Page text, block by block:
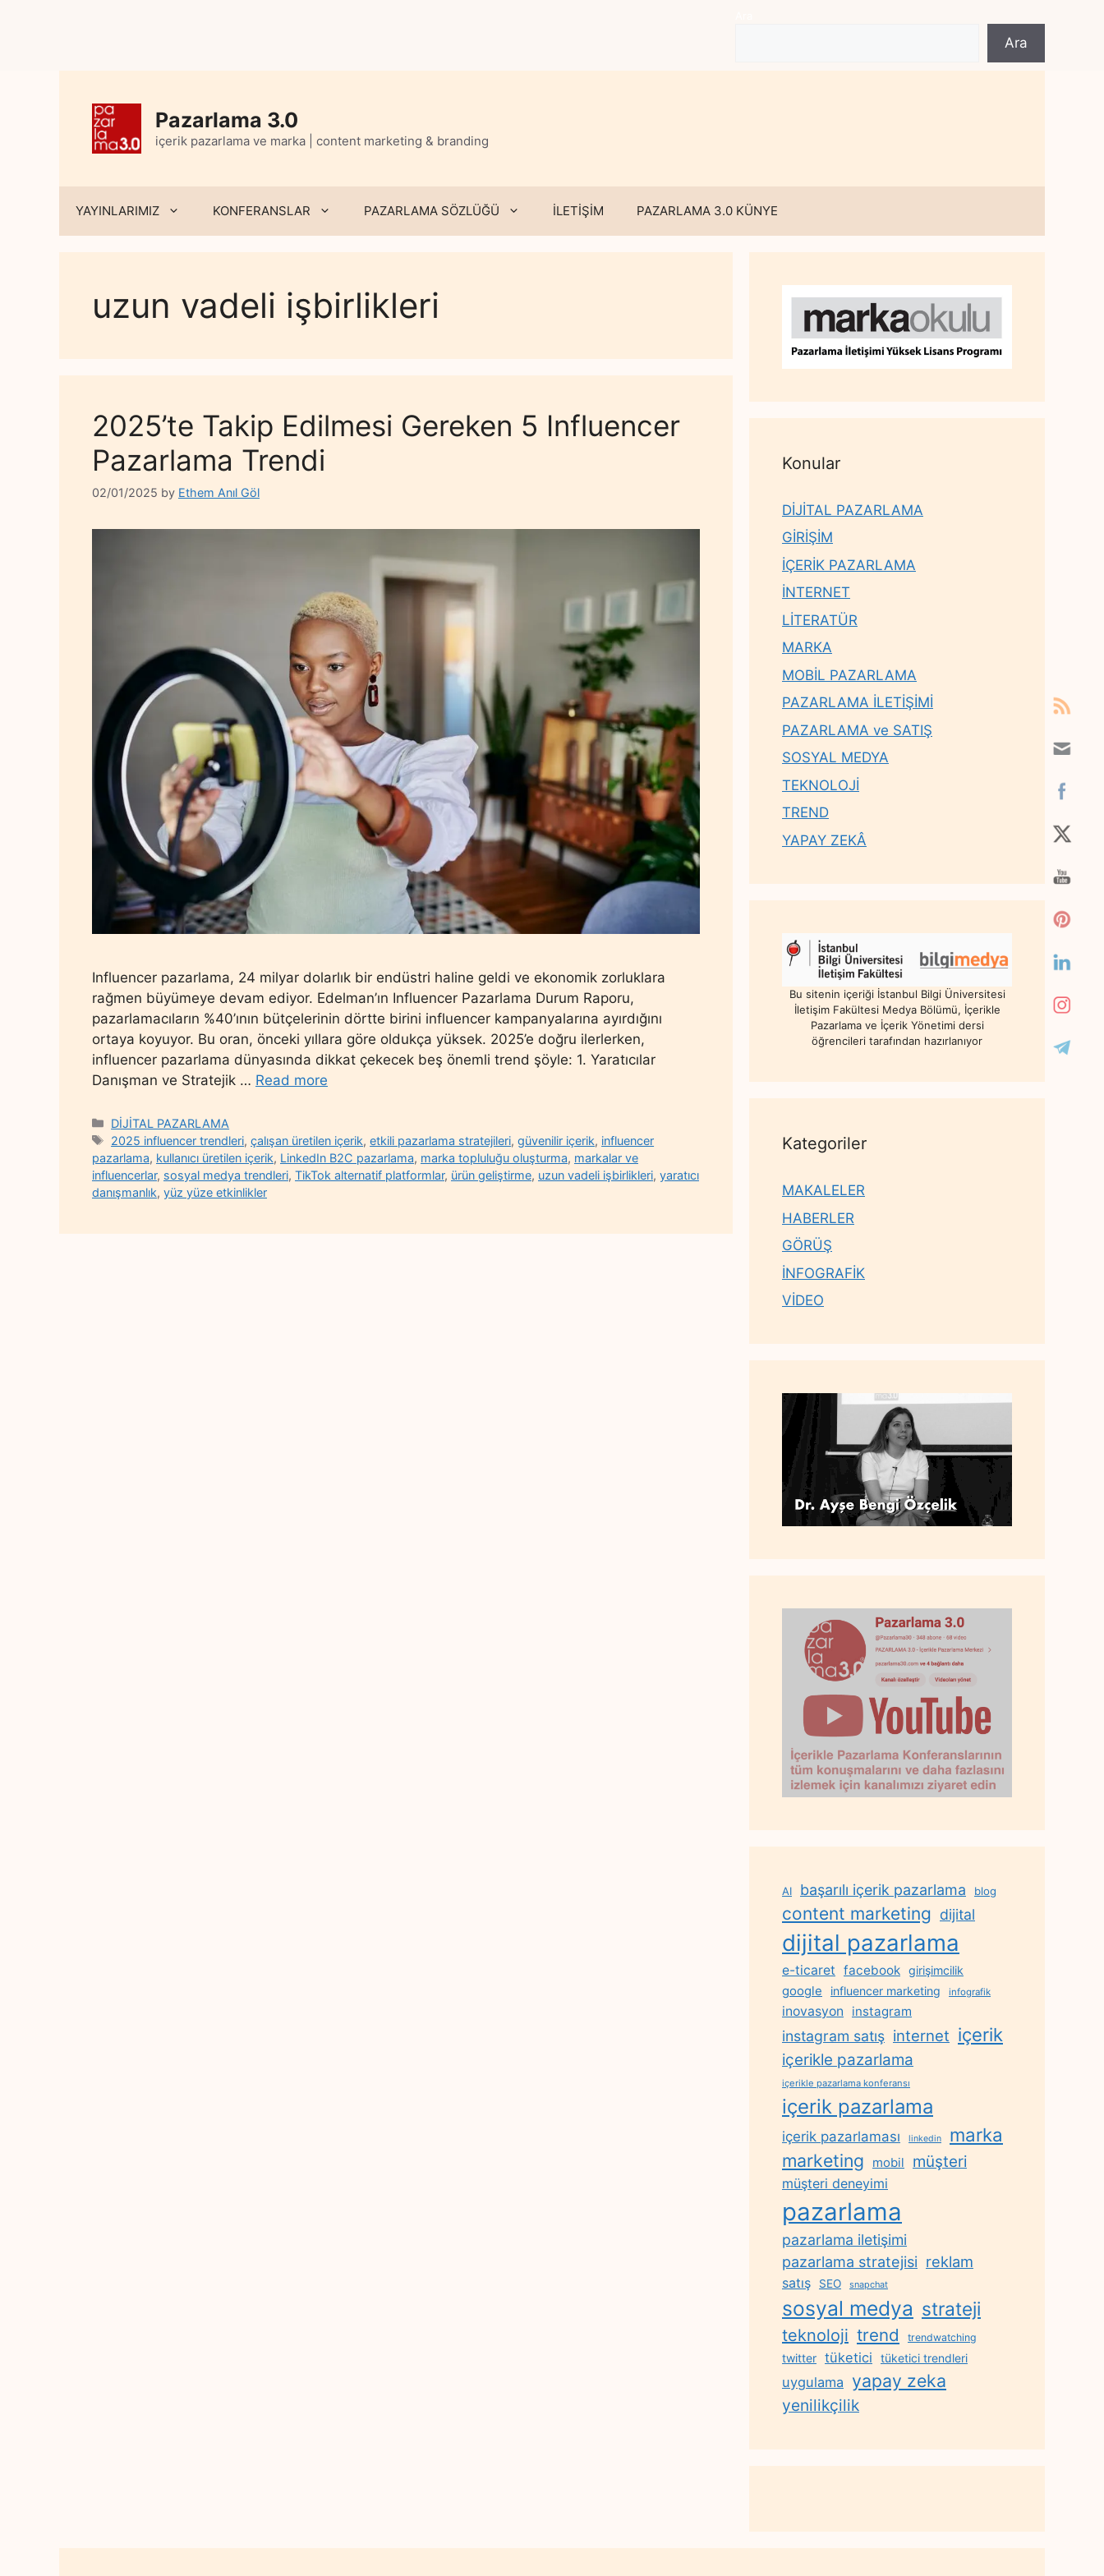
Ara
Pazarlama 3.0
içerik pazarlama ve marka | content marketing & branding
YAYINLARIMIZ KONFERANSLAR PAZARLAMA SÖZLÜĞÜ İLETİŞİM PAZARLAMA 3.0 KÜNYE
uzun vadeli işbirlikleri
2025’te Takip Edilmesi Gereken 5 Influencer
Pazarlama Trendi
02/01/2025 by Ethem Anıl Göl
Influencer pazarlama, 24 milyar dolarlık bir endüstri haline geldi ve ekonomik zorluklara
rağmen büyümeye devam ediyor. Edelman’ın Influencer Pazarlama Durum Raporu,
pazarlamacıların %40’ının bütçelerinin dörtte birini influencer kampanyalarına ayırdığını
ortaya koyuyor. Bu oran, önceki yıllara göre oldukça yüksek. 2025’e doğru ilerlerken,
influencer pazarlama dünyasında dikkat çekecek beş önemli trend şöyle: 1. Yaratıcılar
Danışman ve Stratejik … Read more
Categories
DİJİTAL PAZARLAMA
Tags
2025 influencer trendleri,çalışan üretilen içerik,etkili pazarlama stratejileri,güvenilir içerik, influencer
pazarlama, kullanıcı üretilen içerik, LinkedIn B2C pazarlama, marka topluluğu oluşturma, markalar ve
influencerlar, sosyal medya trendleri, TikTok alternatif platformlar, ürün geliştirme, uzun vadeli işbirlikleri, yaratıcı
danışmanlık, yüz yüze etkinlikler
Konular
DİJİTAL PAZARLAMA
GİRİŞİM
İÇERİK PAZARLAMA
İNTERNET
LİTERATÜR
MARKA
MOBİL PAZARLAMA
PAZARLAMA İLETİŞİMİ
PAZARLAMA ve SATIŞ
SOSYAL MEDYA
TEKNOLOJİ
TREND
YAPAY ZEKÂ
Bu sitenin içeriği İstanbul Bilgi Üniversitesi
İletişim Fakültesi Medya Bölümü, İçerikle
Pazarlama ve İçerik Yönetimi dersi
öğrencileri tarafından hazırlanıyor
Kategoriler
MAKALELER
HABERLER
GÖRÜŞ
İNFOGRAFİK
VİDEO
AI başarılı içerik pazarlama blog
content marketing dijital
dijital pazarlama
e-ticaret facebook girişimcilik
google influencer marketing infografik
inovasyon instagram
instagram satış internet içerik
içerikle pazarlama
içerikle pazarlama konferansı
içerik pazarlama
içerik pazarlaması linkedin marka
marketing mobil müşteri
müşteri deneyimi
pazarlama
pazarlama iletişimi
pazarlama stratejisi reklam
satış SEO snapchat
sosyal medya strateji
teknoloji trend trendwatching
twitter tüketici tüketici trendleri
uygulama yapay zeka
yenilikçilik